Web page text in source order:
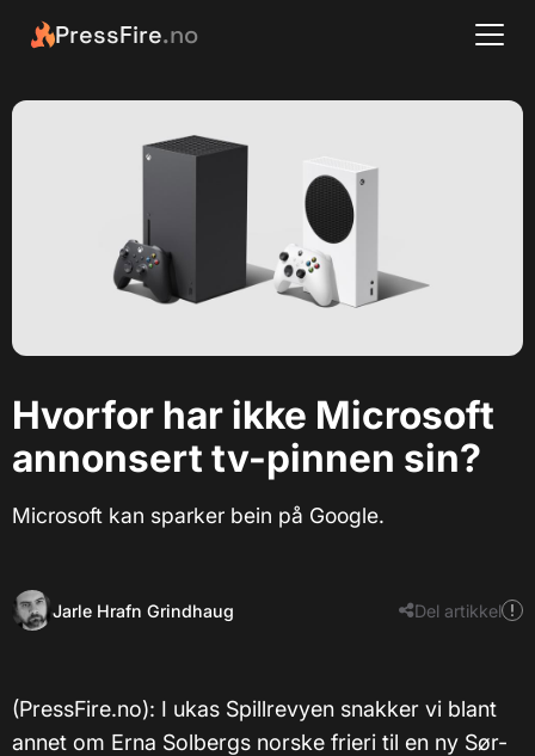
PressFire.no
Hvorfor har ikke Microsoft
annonsert tv-pinnen sin?
Microsoft kan sparker bein på Google.
Jarle Hrafn Grindhaug Del artikkel
(PressFire.no): I ukas Spillrevyen snakker vi blant
annet om Erna Solbergs norske frieri til en ny Sør-